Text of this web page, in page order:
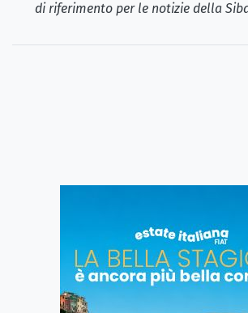
di riferimento per le notizie della